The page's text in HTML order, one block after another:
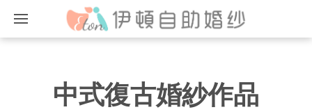
中式復古婚紗作品